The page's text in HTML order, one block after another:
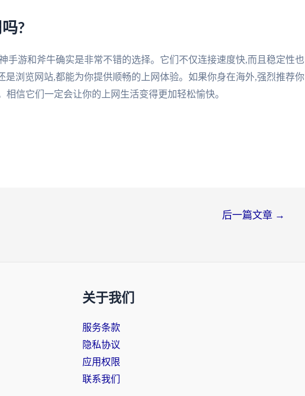
?
手游和斧牛确实是非常不错的选择。它们不仅连接速度快,而且稳定性也
是浏览网站,都能为你提供顺畅的上网体验。如果你身在海外,强烈推荐你
信它们一定会让你的上网生活变得更加轻松愉快。
后一篇文章 →
关于我们
服务条款
隐私协议
应用权限
联系我们